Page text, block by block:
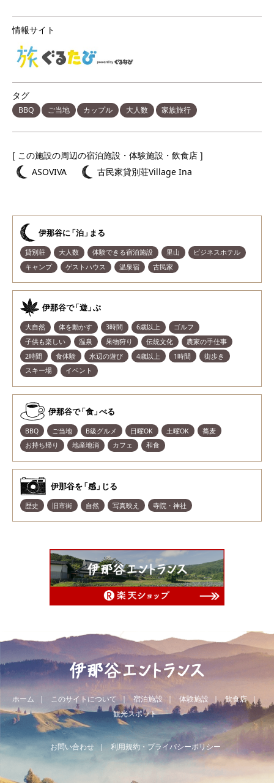
情報サイト
タグ
BBQ ご当地 カップル 大人数 家族旅行
[ この施設の周辺の宿泊施設・体験施設・飲食店 ]
ASOVIVA
古民家貸別荘Village Ina
伊那谷に「泊 」 まる
貸別荘 大人数 体験できる宿泊施設 里山
ビジネスホテル
キャンプ
ゲストハウス 温泉宿 古民家
伊那谷で「遊 」ぶ
大自然 体を動かす 3時間 6歳以上
ゴルフ
子供も楽しい
温泉 果物狩り 伝統文化
農家の手仕事
2時間
食体験 水辺の遊び 4歳以上 1時間
街歩き
スキー場
イベント
伊那谷で「食 」べる
BBQ ご当地 B級グルメ 日曜OK 土曜OK
蕎麦
お持ち帰り
地産地消 カフェ 和食
伊那谷を「感 」 じる
歴史 旧市街 自然 写真映え 寺院・神社
ホーム このサイトについて 宿泊施設 体験施設
飲食店
観光スポット
お問い合わせ 利用規約・プライバシーポリシー